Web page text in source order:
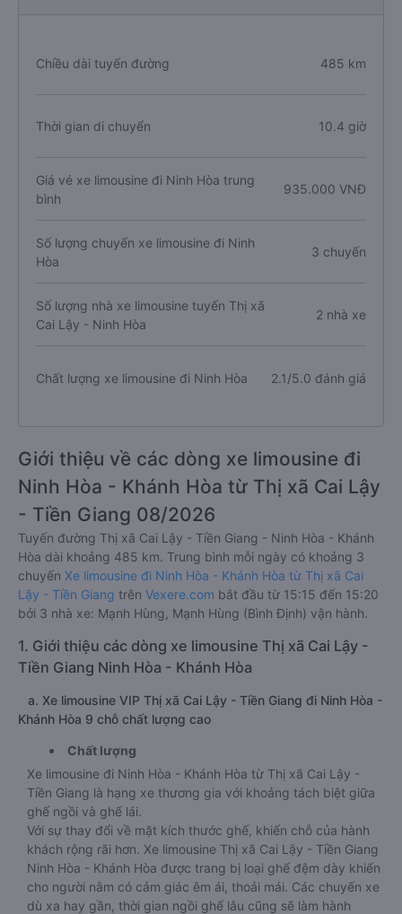
Chiều dài tuyến đường 485 km
Thời gian di chuyển 10.4 giờ
Giá vé xe limousine đi Ninh Hòa trung
bình
935.000 VNĐ
Số lượng chuyến xe limousine đi Ninh
Hòa
3 chuyến
Số lượng nhà xe limousine tuyến Thị xã
Cai Lậy - Ninh Hòa
2 nhà xe
Chất lượng xe limousine đi Ninh Hòa 2.1/5.0 đánh giá
Giới thiệu về các dòng xe limousine đi
Ninh Hòa - Khánh Hòa từ Thị xã Cai Lậy
- Tiền Giang 08/2026
Tuyến đường Thị xã Cai Lậy - Tiền Giang - Ninh Hòa - Khánh
Hòa dài khoảng 485 km. Trung bình mỗi ngày có khoảng 3
chuyến Xe limousine đi Ninh Hòa - Khánh Hòa từ Thị xã Cai
Lậy - Tiền Giang trên Vexere.com bắt đầu từ 15:15 đến 15:20
bởi 3 nhà xe: Mạnh Hùng, Mạnh Hùng (Bình Định) vận hành.
1. Giới thiệu các dòng xe limousine Thị xã Cai Lậy -
Tiền Giang Ninh Hòa - Khánh Hòa
a. Xe limousine VIP Thị xã Cai Lậy - Tiền Giang đi Ninh Hòa -
Khánh Hòa 9 chỗ chất lượng cao
Chất lượng
Xe limousine đi Ninh Hòa - Khánh Hòa từ Thị xã Cai Lậy -
Tiền Giang là hạng xe thương gia với khoảng tách biệt giữa
ghế ngồi và ghế lái.
Với sự thay đổi về mặt kích thước ghế, khiến chỗ của hành
khách rộng rãi hơn. Xe limousine Thị xã Cai Lậy - Tiền Giang
Ninh Hòa - Khánh Hòa được trang bị loại ghế đệm dày khiến
cho người nằm có cảm giác êm ái, thoải mái. Các chuyến xe
dù xa hay gần, thời gian ngồi ghế lâu cũng sẽ làm hành